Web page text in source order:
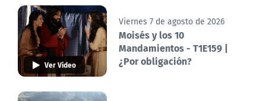
Ver Video
Viernes 7 de agosto de 2026
Moisés y los 10
Mandamientos - T1E159 |
¿Por obligación?